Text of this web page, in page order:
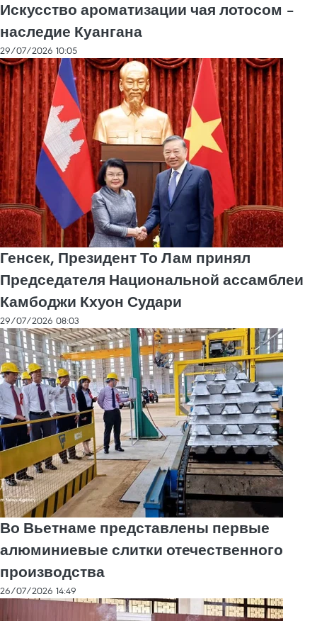
Искусство ароматизации чая лотосом –
наследие Куангана
29/07/2026 10:05
Генсек, Президент То Лам принял
Председателя Национальной ассамблеи
Камбоджи Кхуон Судари
29/07/2026 08:03
Во Вьетнаме представлены первые
алюминиевые слитки отечественного
производства
26/07/2026 14:49